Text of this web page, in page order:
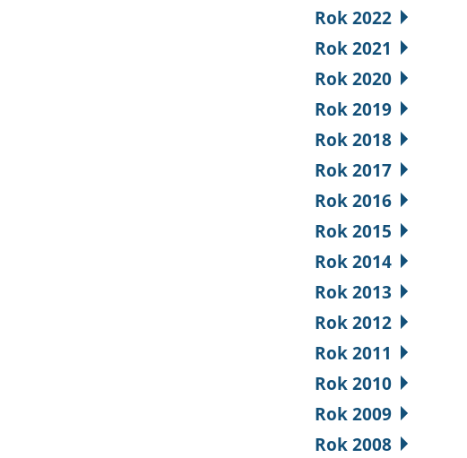
Rok 2022
Rok 2021
Rok 2020
Rok 2019
Rok 2018
Rok 2017
Rok 2016
Rok 2015
Rok 2014
Rok 2013
Rok 2012
Rok 2011
Rok 2010
Rok 2009
Rok 2008